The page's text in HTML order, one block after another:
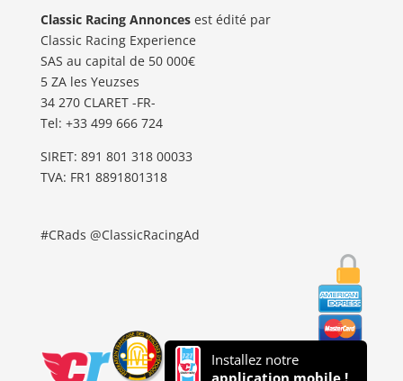
Classic Racing Annoncesest édité par
Classic Racing Experience
SAS au capital de 50 000€
5 ZA les Yeuzses
34 270 CLARET -FR-
Tel: ‭+33 499 666 724‬
SIRET: 891 801 318 00033
TVA: FR1 8891801318
#CRads @ClassicRacingAd
Installez notre